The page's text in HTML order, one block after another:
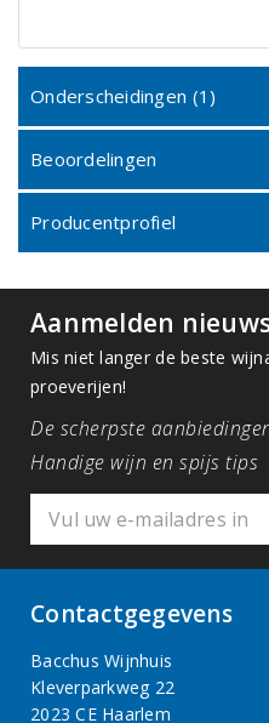
Onderscheidingen (1)
Beoordelingen
Producentprofiel
Aanmelden
Mis niet langer de beste
proeverijen!
De scherpste
Handige wijn en spijs tips
Contactgegevens
Bacchus Wijnhuis
Kleverparkweg 22
2023 CE Haarlem